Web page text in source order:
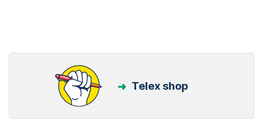
Telex shop